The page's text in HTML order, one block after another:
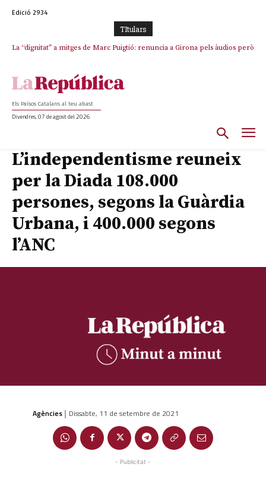
Edició 2934
TItulars
La “dignitat” a mitges de Marc Puigtió: renuncia a Girona pels àudios però
Els Països Catalans al teu abast
Divendres, 07 de agost del 2026
L’independentisme reuneix
per la Diada 108.000
persones, segons la Guàrdia
Urbana, i 400.000 segons
l’ANC
Agències | Dissabte, 11 de setembre de 2021
- Publicitat -